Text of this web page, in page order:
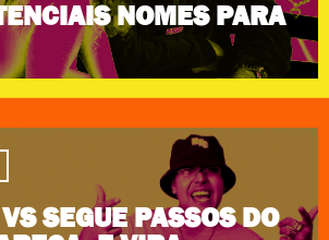
NOMES PARA
SEGUE PASSOS DO